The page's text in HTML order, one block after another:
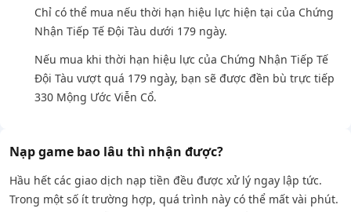
Chỉ có thể mua nếu thời hạn hiệu lực hiện tại của Chứng
Nhận Tiếp Tế Đội Tàu dưới 179 ngày.
Nếu mua khi thời hạn hiệu lực của Chứng Nhận Tiếp Tế
Đội Tàu vượt quá 179 ngày, bạn sẽ được đền bù trực tiếp
330 Mộng Ước Viễn Cổ.
Nạp game bao lâu thì nhận được?
Hầu hết các giao dịch nạp tiền đều được xử lý ngay lập tức.
Trong một số ít trường hợp, quá trình này có thể mất vài phút.